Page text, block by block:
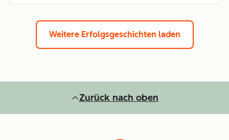
Weitere Erfolgsgeschichten laden
Zurück nach oben